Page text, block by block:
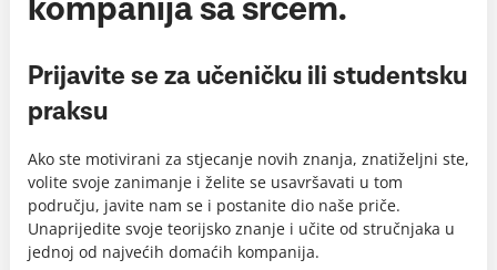
kompanija sa srcem.
Prijavite se za učeničku ili studentsku
praksu
Ako ste motivirani za stjecanje novih znanja, znatiželjni ste,
volite svoje zanimanje i želite se usavršavati u tom
području, javite nam se i postanite dio naše priče.
Unaprijedite svoje teorijsko znanje i učite od stručnjaka u
jednoj od najvećih domaćih kompanija.